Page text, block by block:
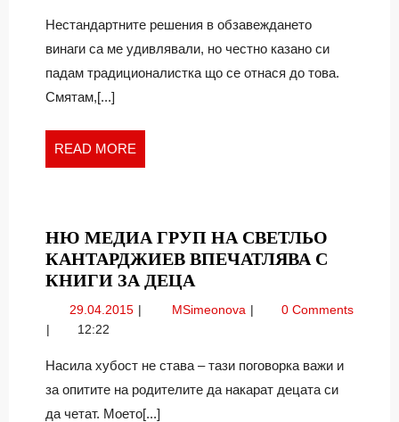
ТОПЛОТА
и
Нестандартните решения в обзавеждането
винаги са ме удивлявали, но честно казано си
падам традиционалистка що се отнася до това.
Смятам,[...]
READ MORE
MORE
НЮ МЕДИА ГРУП НА СВЕТЛЬО
КАНТАРДЖИЕВ ВПЕЧАТЛЯВА С
КНИГИ ЗА ДЕЦА
МЕДИА
СВЕТЛЬО
КАНТАРДЖИЕВ
29.04.2015 29.04.2015MSimeonova Ню
на
Кантарджиев
0 Comments
12:22
Насила хубост не става – тази поговорка важи и
за опитите на родителите да накарат децата си
да четат. Моето[...]